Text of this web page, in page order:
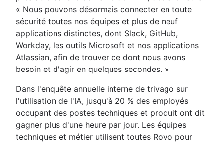
« Nous pouvons désormais connecter en toute
sécurité toutes nos équipes et plus de neuf
applications distinctes, dont Slack, GitHub,
Workday, les outils Microsoft et nos applications
Atlassian, afin de trouver ce dont nous avons
besoin et d'agir en quelques secondes. »
Dans l'enquête annuelle interne de trivago sur
l'utilisation de l'IA, jusqu'à 20 % des employés
occupant des postes techniques et produit ont dit
gagner plus d'une heure par jour. Les équipes
techniques et métier utilisent toutes Rovo pour